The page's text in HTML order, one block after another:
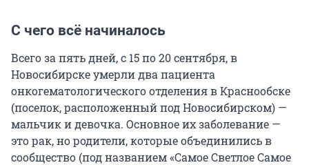
С чего всё начиналось
Всего за пять дней, с 15 по 20 сентября, в
Новосибирске умерли два пациента
онкогематологического отделения в Краснообске
(поселок, расположенный под Новосибирском) —
мальчик и девочка. Основное их заболевание —
это рак, но родители, которые объединились в
сообщество (под названием «Самое Светлое Самое